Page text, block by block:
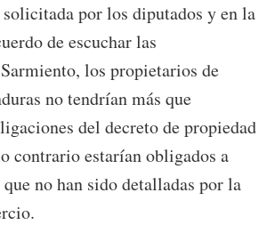
por los diputados y en la
de escuchar las
los propietarios de
no tendrían más que
del decreto de propiedad
contrario estarían obligados a
no han sido detalladas por la